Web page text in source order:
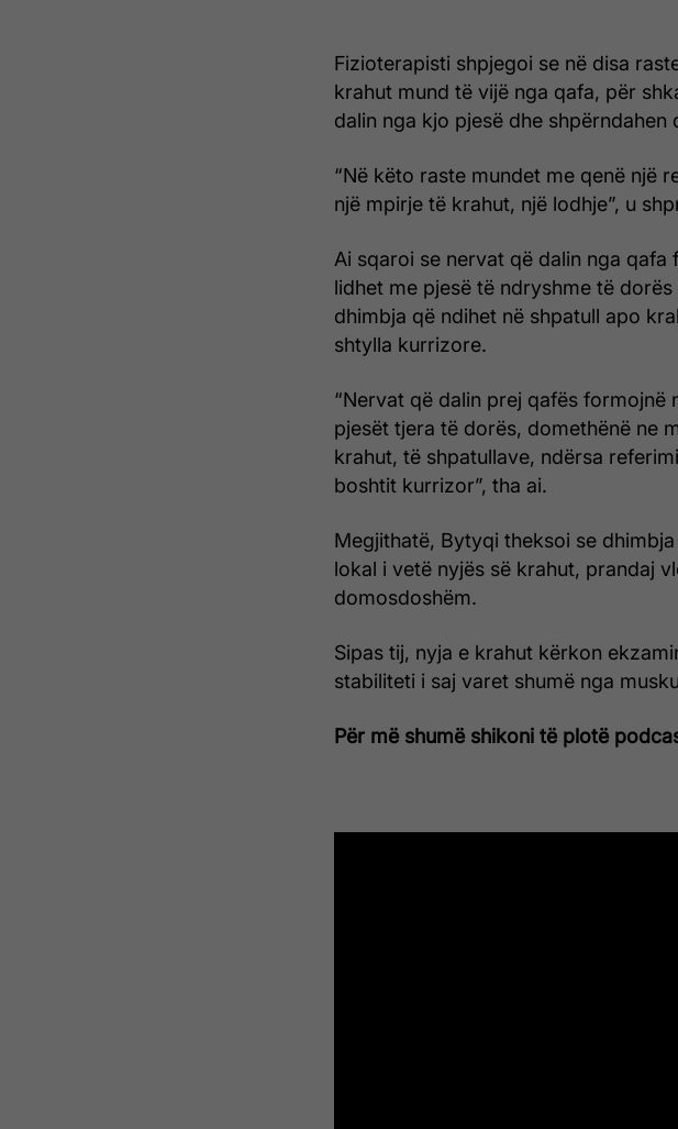
Fizioterapisti shpjegoi se në disa
krahut mund të vijë nga qafa, për
dalin nga kjo pjesë dhe shpërndahen
“Në këto raste mundet me qenë një
një mpirje të krahut, një lodhje”, u
Ai sqaroi se nervat që dalin nga
lidhet me pjesë të ndryshme të
dhimbja që ndihet në shpatull apo
shtylla kurrizore.
“Nervat që dalin prej qafës formojnë
pjesët tjera të dorës, domethënë ne
krahut, të shpatullave, ndërsa
boshtit kurrizor”, tha ai.
Megjithatë, Bytyqi theksoi se
lokal i vetë nyjës së krahut, prandaj
domosdoshëm.
Sipas tij, nyja e krahut kërkon
stabiliteti i saj varet shumë nga
Për më shumë shikoni të plotë